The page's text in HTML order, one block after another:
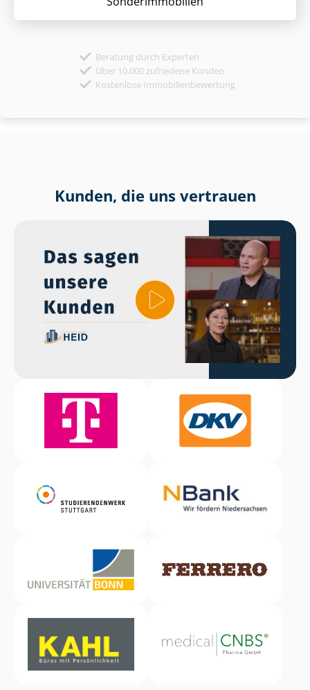
Beratung durch Experten
Über 10.000 zufriedene Kunden
Kostenlose Immobilienbewertung
Kunden, die uns vertrauen